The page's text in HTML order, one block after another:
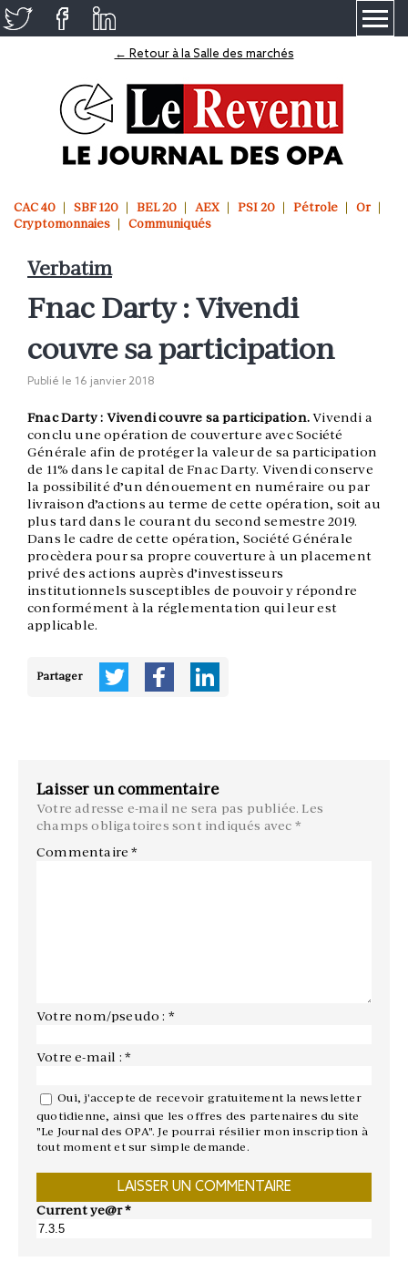
← Retour à la Salle des marchés
CAC 40 SBF 120 BEL 20 AEX PSI 20 Pétrole
Or
Cryptomonnaies
Communiqués
Verbatim
Fnac Darty : Vivendi
couvre sa participation
Publié le 16 janvier 2018
Fnac Darty : Vivendi couvre sa participation.Vivendi a
conclu une opération de couverture avec Société
Générale afin de protéger la valeur de sa participation
de 11% dans le capital de Fnac Darty. Vivendi conserve
la possibilité d’un dénouement en numéraire ou par
livraison d’actions au terme de cette opération, soit au
plus tard dans le courant du second semestre 2019.
Dans le cadre de cette opération, Société Générale
procèdera pour sa propre couverture à un placement
privé des actions auprès d’investisseurs
institutionnels susceptibles de pouvoir y répondre
conformément à la réglementation qui leur est
applicable.
Partager
Laisser un commentaire
Votre adresse e-mail ne sera pas publiée. Les
champs obligatoires sont indiqués avec *
Commentaire*
Votre nom/pseudo : *
Votre e-mail : *
Oui, j'accepte de recevoir gratuitement la newsletter
quotidienne, ainsi que les offres des partenaires du site
"Le Journal des OPA". Je pourrai résilier mon inscription à
tout moment et sur simple demande.
Current ye@r*